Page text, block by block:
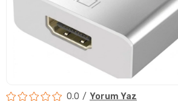
0.0 Yorum Yaz